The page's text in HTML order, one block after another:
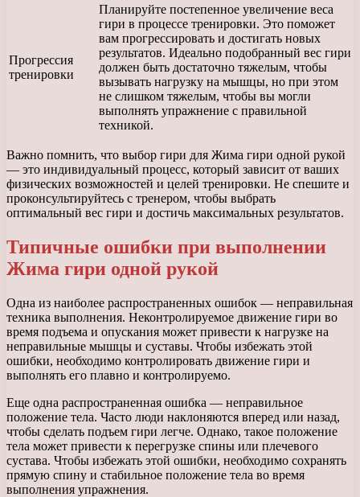
Прогрессия
тренировки
Планируйте постепенное увеличение веса
гири в процессе тренировки. Это поможет
вам прогрессировать и достигать новых
результатов. Идеально подобранный вес гири
должен быть достаточно тяжелым, чтобы
вызывать нагрузку на мышцы, но при этом
не слишком тяжелым, чтобы вы могли
выполнять упражнение с правильной
техникой.
Важно помнить, что выбор гири для Жима гири одной рукой
— это индивидуальный процесс, который зависит от ваших
физических возможностей и целей тренировки. Не спешите и
проконсультируйтесь с тренером, чтобы выбрать
оптимальный вес гири и достичь максимальных результатов.
Типичные ошибки при выполнении
Жима гири одной рукой
Одна из наиболее распространенных ошибок — неправильная
техника выполнения. Неконтролируемое движение гири во
время подъема и опускания может привести к нагрузке на
неправильные мышцы и суставы. Чтобы избежать этой
ошибки, необходимо контролировать движение гири и
выполнять его плавно и контролируемо.
Еще одна распространенная ошибка — неправильное
положение тела. Часто люди наклоняются вперед или назад,
чтобы сделать подъем гири легче. Однако, такое положение
тела может привести к перегрузке спины или плечевого
сустава. Чтобы избежать этой ошибки, необходимо сохранять
прямую спину и стабильное положение тела во время
выполнения упражнения.